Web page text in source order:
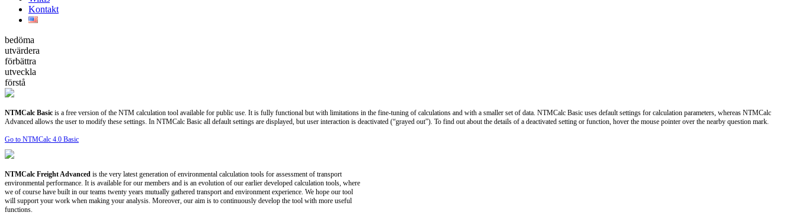
Kontakt
bedöma
utvärdera
förbättra
utveckla
förstå
NTMCalc Basic is a free version of the NTM calculation tool available for public use. It is fully functional but with limitations in the fine-tuning of calculations and with a smaller set of data. NTMCalc Basic uses default settings for calculation parameters, whereas NTMCalc
Advanced allows the user to modify these settings. In NTMCalc Basic all default settings are displayed, but user interaction is deactivated (“grayed out”). To find out about the details of a deactivated setting or function, hover the mouse pointer over the nearby question mark.
Go to NTMCalc 4.0 Basic
NTMCalc Freight Advanced is the very latest generation of environmental calculation tools for assessment of transport
environmental performance. It is available for our members and is an evolution of our earlier developed calculation tools, where
we of course have built in our teams twenty years mutually gathered transport and environment experience. We hope our tool
will support your work when making your analysis. Moreover, our aim is to continuously develop the tool with more useful
functions.